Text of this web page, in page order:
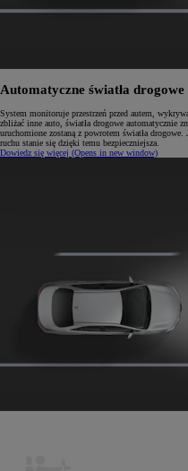
Automatyczne światła
System monitoruje przestrzeń przed autem,
zbliżać inne auto, światła drogowe automatycznie
uruchomione zostaną z powrotem światła
ruchu stanie się dzięki temu bezpieczniejsza.
Dowiedz się więcej (Opens in new window)